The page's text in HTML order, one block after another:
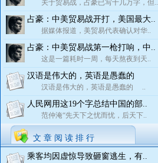
关于贸易战，占豪已写十几万字，但..
占豪：中美贸易战开打，美国最大..
据媒体报道，美贸易代表确认对华..
占豪：中美贸易战第一枪打响，中..
这是一篇耗时一周，每天熬夜到天..
汉语是伟大的，英语是愚蠢的
汉语是伟大的，英语是愚蠢的 ..
人民网用这19个字总结中国的部..
范仲淹“先天下之忧而忧，后天下..
文 章 阅 读 排 行
乘客均因虚惊导致砸窗逃生，有..